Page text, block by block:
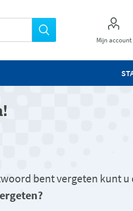
Mijn account
bent vergeten kunt u